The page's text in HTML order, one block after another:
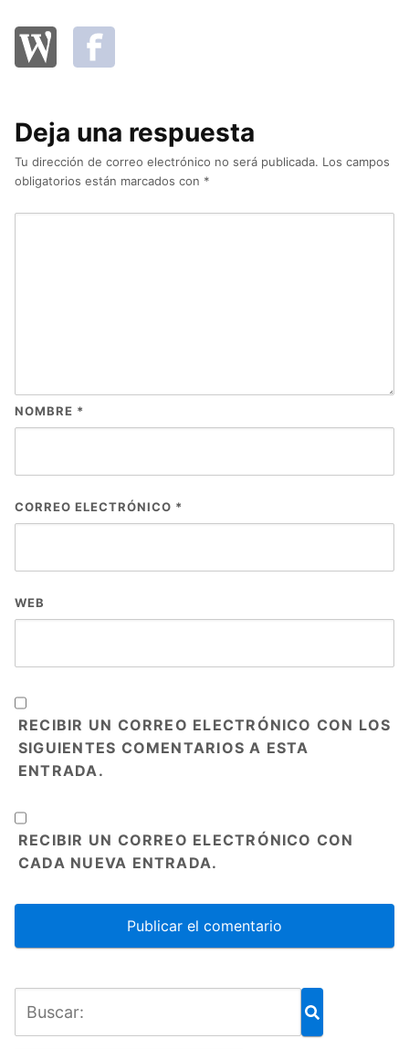
Deja una respuesta
Tu dirección de correo electrónico no será publicada. Los campos
obligatorios están marcados con *
NOMBRE *
CORREO ELECTRÓNICO *
WEB
RECIBIR UN CORREO ELECTRÓNICO CON LOS
SIGUIENTES COMENTARIOS A ESTA
ENTRADA.
RECIBIR UN CORREO ELECTRÓNICO CON
CADA NUEVA ENTRADA.